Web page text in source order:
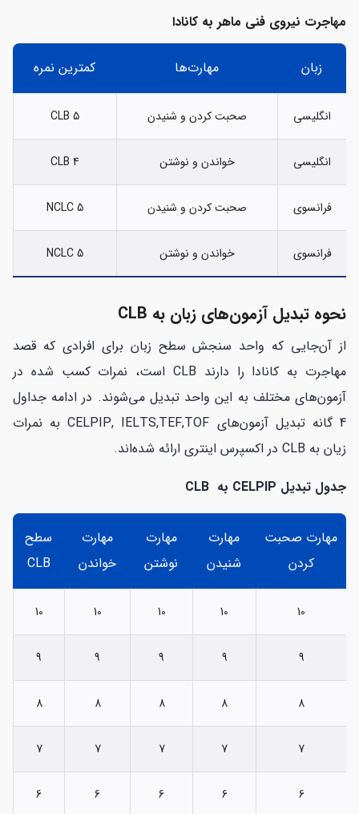
مهاجرت نیروی فنی ماهر به کانادا
زبان مهارت‌ها کمترین نمره
انگلیسی صحبت کردن و شنیدن CLB 5
انگلیسی خواندن و نوشتن CLB 4
فرانسوی صحبت کردن و شنیدن NCLC 5
فرانسوی خواندن و نوشتن NCLC 5
نحوه تبدیل آزمون‌های زبان به CLB
از آن‌جایی که واحد سنجش سطح زبان برای افرادی که قصد
مهاجرت به کانادا را دارند CLB است، نمرات کسب شده در
آزمون‌های مختلف به این واحد تبدیل می‌شوند. در ادامه جداول
4 گانه تبدیل آزمون‌های CELPIP, IELTS,TEF,TOF به نمرات
زیان به CLB در اکسپرس اینتری ارائه شده‌اند.
جدول تبدیل
به
مهارت صحبت
کردن
مهارت
شنیدن
مهارت
نوشتن
مهارت
خواندن
سطح
CLB
10
10
10
10
10
9
9
9
9
9
8
8
8
8
8
7
7
7
7
7
6
6
6
6
6